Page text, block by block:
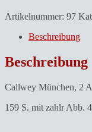
Artikelnummer: 97
Beschreibung
Beschreibung
Callwey München, 2
159 S. mit zahlr Abb.